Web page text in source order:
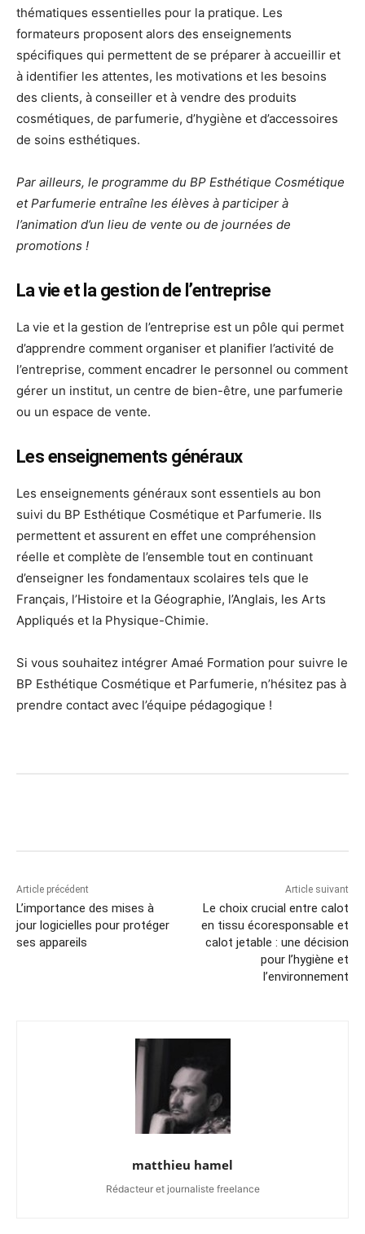
thématiques essentielles pour la pratique. Les
formateurs proposent alors des enseignements
spécifiques qui permettent de se préparer à accueillir et
à identifier les attentes, les motivations et les besoins
des clients, à conseiller et à vendre des produits
cosmétiques, de parfumerie, d’hygiène et d’accessoires
de soins esthétiques.
Par ailleurs, le programme du BP Esthétique Cosmétique
et Parfumerie entraîne les élèves à participer à
l’animation d’un lieu de vente ou de journées de
promotions !
La vie et la gestion de l’entreprise
La vie et la gestion de l’entreprise est un pôle qui permet
d’apprendre comment organiser et planifier l’activité de
l’entreprise, comment encadrer le personnel ou comment
gérer un institut, un centre de bien-être, une parfumerie
ou un espace de vente.
Les enseignements généraux
Les enseignements généraux sont essentiels au bon
suivi du BP Esthétique Cosmétique et Parfumerie. Ils
permettent et assurent en effet une compréhension
réelle et complète de l’ensemble tout en continuant
d’enseigner les fondamentaux scolaires tels que le
Français, l’Histoire et la Géographie, l’Anglais, les Arts
Appliqués et la Physique-Chimie.
Si vous souhaitez intégrer Amaé Formation pour suivre le
BP Esthétique Cosmétique et Parfumerie, n’hésitez pas à
prendre contact avec l’équipe pédagogique !
Article précédent
L’importance des mises à
jour logicielles pour protéger
ses appareils
Article suivant
Le choix crucial entre calot
en tissu écoresponsable et
calot jetable : une décision
pour l’hygiène et
l’environnement
matthieu hamel
Rédacteur et journaliste freelance